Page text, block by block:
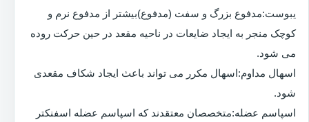
یبوست:مدفوع بزرگ و سفت (مدفوع)بیشتر از مدفوع نرم و
کوچک منجر به ایجاد ضایعات در ناحیه مقعد در حین حرکت روده
می شود.
اسهال مداوم:اسهال مکرر می تواند باعث ایجاد شکاف مقعدی
شود.
اسپاسم عضله:متخصصان معتقدند که اسپاسم عضله اسفنکتر